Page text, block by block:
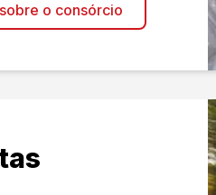
o consórcio